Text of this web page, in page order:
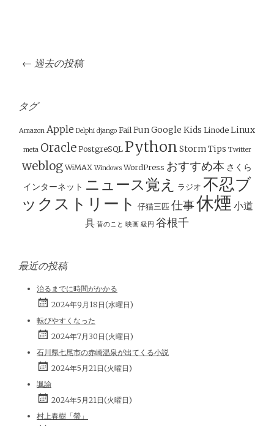
投
稿
ナ
ビ
ゲ
ー
シ
ョ
ン
← 過去の投稿
タグ
Amazon Apple Delphi django Fail FunGoogle Kids Linode Linux
meta Oracle PostgreSQL Python StormTips Twitter
weblog WiMAX Windows WordPress おすすめ本 さくら
インターネット ニュース覚え ラジオ 不忍ブ
ックストリート
仔猫三匹 仕事休煙 小道
具 昔のこと 映画 級円 谷根千
最近の投稿
治るまでに時間がかかる
2024年9月18日(水曜日)
転びやすくなった
2024年7月30日(火曜日)
石川県七尾市の赤崎温泉が出てくる小説
2024年5月21日(火曜日)
諷諭
2024年5月21日(火曜日)
村上春樹「螢」